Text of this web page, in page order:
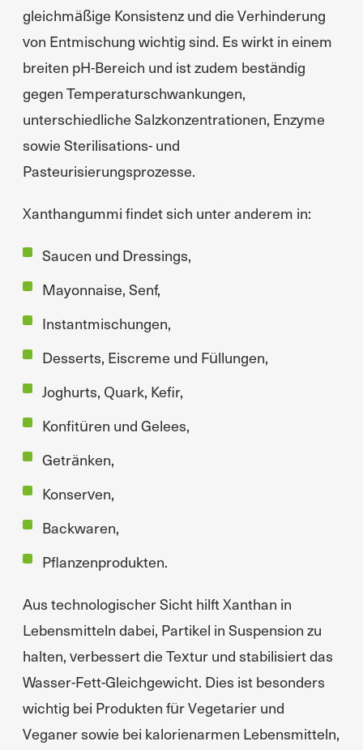
gleichmäßige Konsistenz und die Verhinderung
von Entmischung wichtig sind. Es wirkt in einem
breiten pH-Bereich und ist zudem beständig
gegen Temperaturschwankungen,
unterschiedliche Salzkonzentrationen, Enzyme
sowie Sterilisations- und
Pasteurisierungsprozesse.
Xanthangummi findet sich unter anderem in:
Saucen und Dressings,
Mayonnaise, Senf,
Instantmischungen,
Desserts, Eiscreme und Füllungen,
Joghurts, Quark, Kefir,
Konfitüren und Gelees,
Getränken,
Konserven,
Backwaren,
Pflanzenprodukten.
Aus technologischer Sicht hilft Xanthan in
Lebensmitteln dabei, Partikel in Suspension zu
halten, verbessert die Textur und stabilisiert das
Wasser-Fett-Gleichgewicht. Dies ist besonders
wichtig bei Produkten für Vegetarier und
Veganer sowie bei kalorienarmen Lebensmitteln,